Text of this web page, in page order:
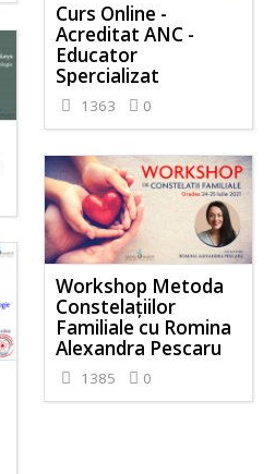
Curs Online -
Acreditat ANC -
Educator
Spercializat
1363 0
Workshop Metoda
Constelațiilor
Familiale cu Romina
Alexandra Pescaru
1385 0